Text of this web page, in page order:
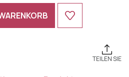
TEILEN SIE